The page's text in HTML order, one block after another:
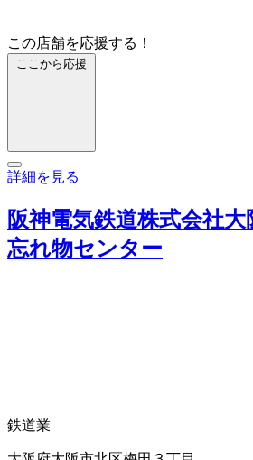
この店舗を応援する！
ここから応援
詳細を見る
阪神電気鉄道株式会社
忘れ物センター
鉄道業